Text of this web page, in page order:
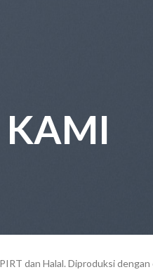
KAMI
dan Halal. Diproduksi